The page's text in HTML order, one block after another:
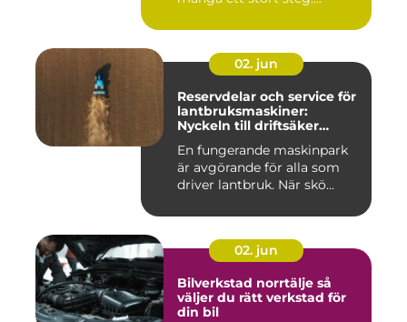
02. jun
Reservdelar och service för
lantbruksmaskiner:
Nyckeln till driftsäker
En fungerande maskinpark
är avgörande för alla som
driver lantbruk. När skö...
02. jun
Bilverkstad norrtälje så
väljer du rätt verkstad för
din bil